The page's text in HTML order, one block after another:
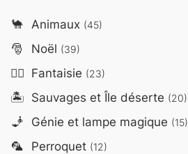
🐪 Animaux (45)
🎅 Noël (39)
🧙‍♂️ Fantaisie (23)
🏝️ Sauvages et Île déserte (20)
🧞 Génie et lampe magique (15)
🦜 Perroquet (12)